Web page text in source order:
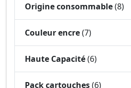
Origine consommable(8)
Couleur encre(7)
Haute Capacité(6)
Pack cartouches(6)